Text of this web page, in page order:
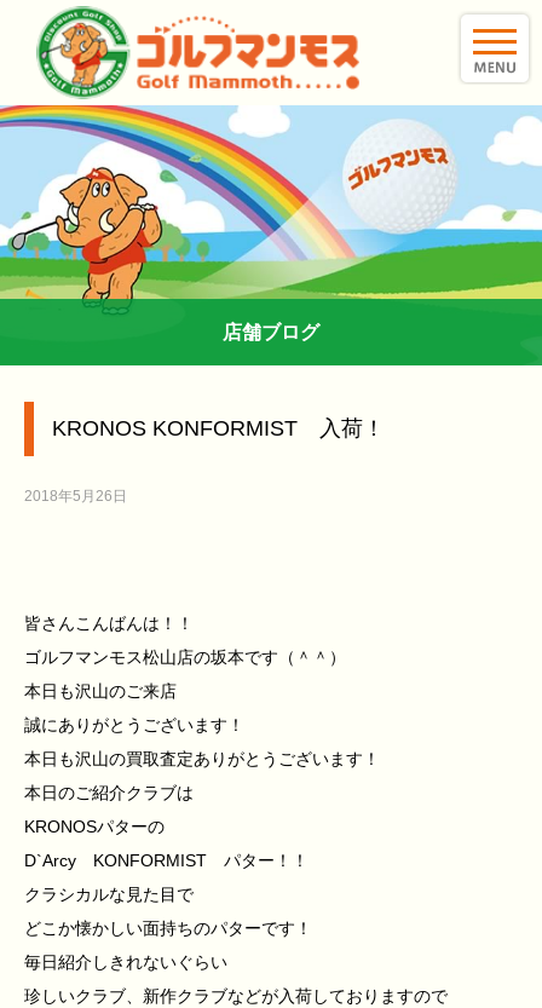
店舗ブログ
KRONOS KONFORMIST 入荷！
2018年5月26日
皆さんこんばんは！！
ゴルフマンモス松山店の坂本です（＾＾）
本日も沢山のご来店
誠にありがとうございます！
本日も沢山の買取査定ありがとうございます！
本日のご紹介クラブは
KRONOSパターの
D`Arcy KONFORMIST パター！！
クラシカルな見た目で
どこか懐かしい面持ちのパターです！
毎日紹介しきれないぐらい
珍しいクラブ、新作クラブなどが入荷しておりますので